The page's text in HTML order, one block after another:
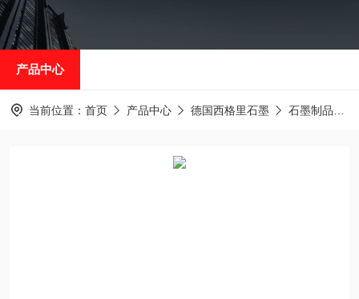
产品中心
当前位置： 首页 产品中心 德国西格里石墨 石墨制品